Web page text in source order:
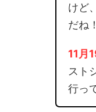
けど
だね！
11月
スト
行っ